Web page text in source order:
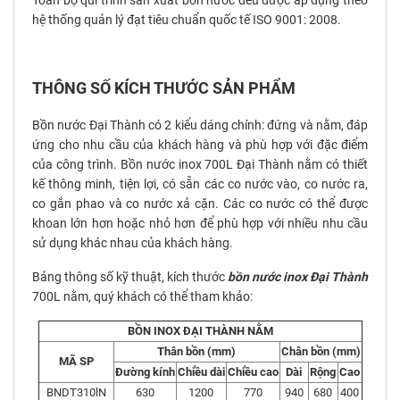
hệ thống quản lý đạt tiêu chuẩn quốc tế ISO 9001: 2008.
THÔNG SỐ KÍCH THƯỚC SẢN PHẨM
Bồn nước Đại Thành có 2 kiểu dáng chính: đứng và nằm, đáp
ứng cho nhu cầu của khách hàng và phù hợp với đặc điểm
của công trình. Bồn nước inox 700L Đại Thành nằm có thiết
kế thông minh, tiện lợi, có sẵn các co nước vào, co nước ra,
co gắn phao và co nước xả cặn. Các co nước có thể được
khoan lớn hơn hoặc nhỏ hơn để phù hợp với nhiều nhu cầu
sử dụng khác nhau của khách hàng.
Bảng thông số kỹ thuật, kích thước bồnnước inox Đại Thành
700L nằm, quý khách có thể tham khảo:
BỒN INOX ĐẠI THÀNH NẰM
MÃ SP
Thân bồn (mm)
Chân bồn (mm)
Đường kính Chiều dài Chiều cao Dài Rộng Cao
BNDT310lN
630 1200 770 940 680 400